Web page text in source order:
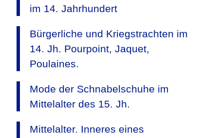
im 14. Jahrhundert
Bürgerliche und Kriegstrachten im
14. Jh. Pourpoint, Jaquet,
Poulaines.
Mode der Schnabelschuhe im
Mittelalter des 15. Jh.
Mittelalter. Inneres eines